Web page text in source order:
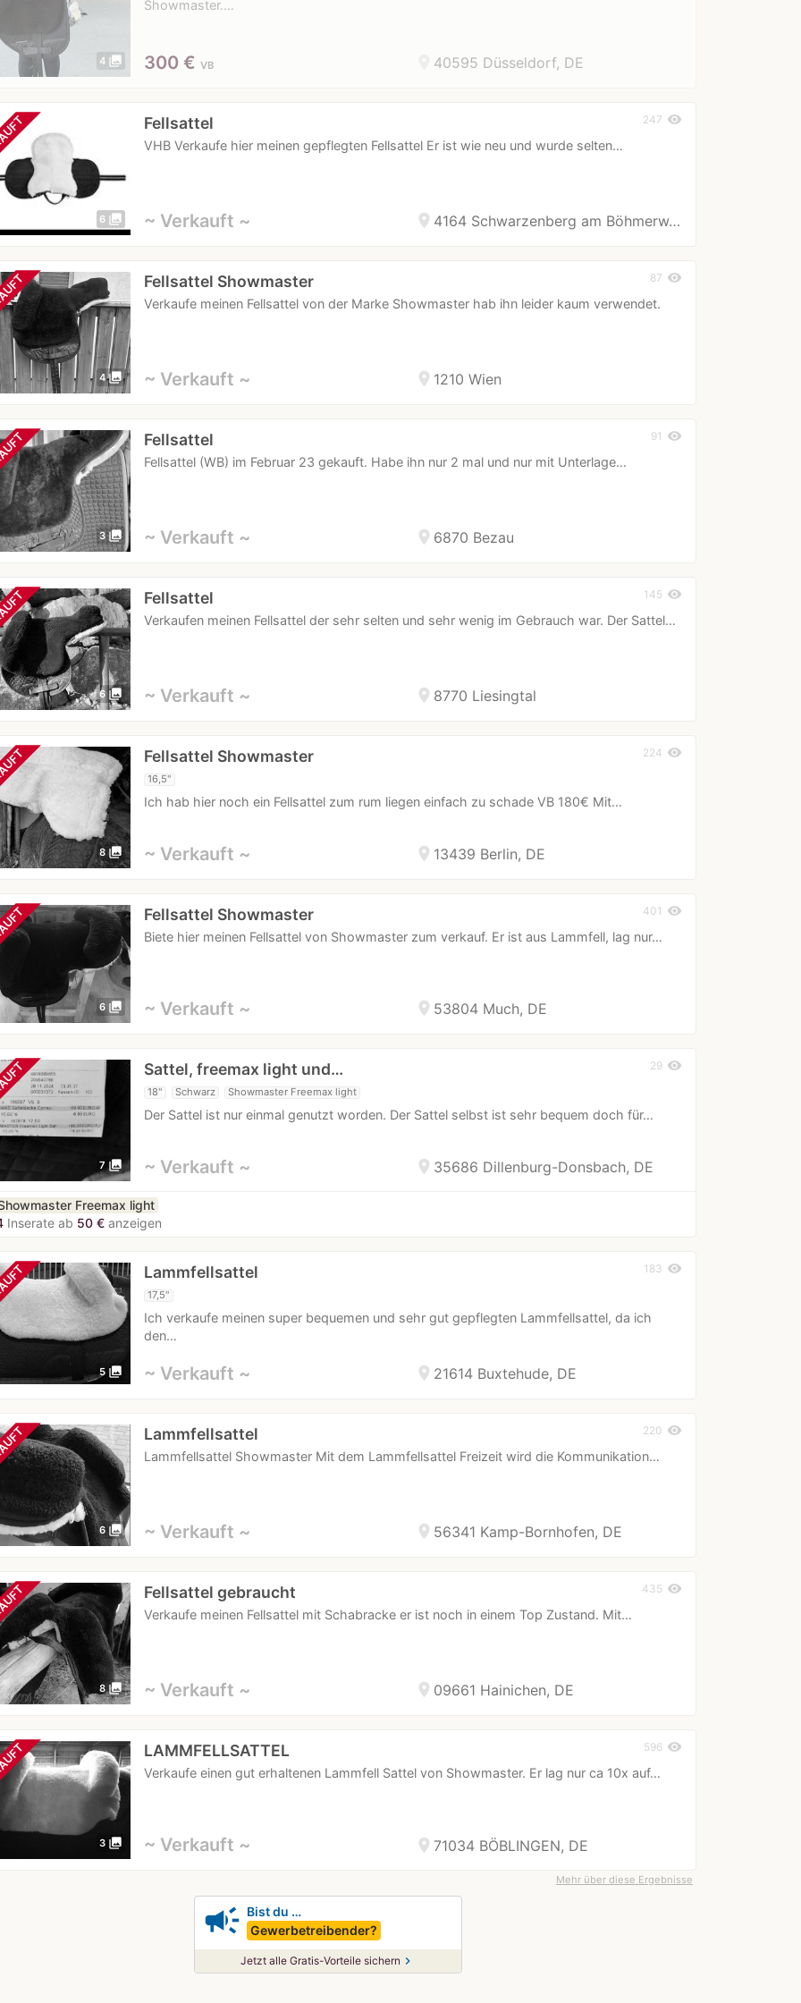
4 photo_library
Showmaster.…
40595 Düsseldorf, DE
300 € VB
6 photo_library
Fellsattel
VHB Verkaufe hier meinen gepflegten Fellsattel Er ist wie neu und wurde selten…
247 visibility
location_on 4164 Schwarzenberg am Böhmerw…
~ Verkauft ~
4 photo_library
Fellsattel Showmaster
Verkaufe meinen Fellsattel von der Marke Showmaster hab ihn leider kaum verwendet.
87 visibility
location_on 1210 Wien
~ Verkauft ~
3 photo_library
Fellsattel
Fellsattel (WB) im Februar 23 gekauft. Habe ihn nur 2 mal und nur mit Unterlage…
91 visibility
location_on 6870 Bezau
~ Verkauft ~
6 photo_library
Fellsattel
Verkaufen meinen Fellsattel der sehr selten und sehr wenig im Gebrauch war. Der Sattel…
145 visibility
location_on 8770 Liesingtal
~ Verkauft ~
8 photo_library
Fellsattel Showmaster
16,5"
Ich hab hier noch ein Fellsattel zum rum liegen einfach zu schade VB 180€ Mit…
224 visibility
location_on 13439 Berlin, DE
~ Verkauft ~
6 photo_library
Fellsattel Showmaster
Biete hier meinen Fellsattel von Showmaster zum verkauf. Er ist aus Lammfell, lag nur…
401 visibility
location_on 53804 Much, DE
~ Verkauft ~
7 photo_library
Sattel, freemax light und…
18" Schwarz Showmaster Freemax light
Der Sattel ist nur einmal genutzt worden. Der Sattel selbst ist sehr bequem doch für…
29 visibility
location_on 35686 Dillenburg-Donsbach, DE
~ Verkauft ~
Freemax light
Inserate ab 50 € anzeigen
5 photo_library
Lammfellsattel
17,5"
Ich verkaufe meinen super bequemen und sehr gut gepflegten Lammfellsattel, da ich
den…
183 visibility
location_on 21614 Buxtehude, DE
~ Verkauft ~
6 photo_library
Lammfellsattel
Lammfellsattel Showmaster Mit dem Lammfellsattel Freizeit wird die Kommunikation…
220 visibility
location_on 56341 Kamp-Bornhofen, DE
~ Verkauft ~
8 photo_library
Fellsattel gebraucht
Verkaufe meinen Fellsattel mit Schabracke er ist noch in einem Top Zustand. Mit…
435 visibility
location_on 09661 Hainichen, DE
~ Verkauft ~
3 photo_library
LAMMFELLSATTEL
Verkaufe einen gut erhaltenen Lammfell Sattel von Showmaster. Er lag nur ca 10x auf…
596 visibility
location_on 71034 BÖBLINGEN, DE
~ Verkauft ~
Mehr über diese Ergebnisse
campaign Bist du …
Gewerbetreibender?
Jetzt alle Gratis-Vorteile sichern chevron_right